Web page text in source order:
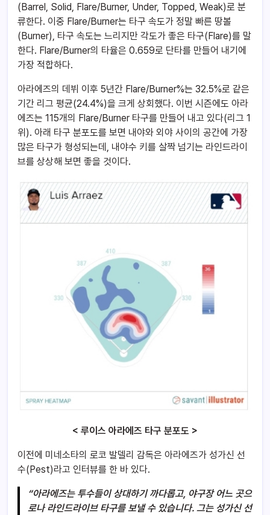
(Barrel, Solid, Flare/Burner, Under, Topped, Weak)로 분
류한다. 이중 Flare/Burner는 타구 속도가 정말 빠른 땅볼
(Burner), 타구 속도는 느리지만 각도가 좋은 타구(Flare)를 말
한다. Flare/Burner의 타율은 0.659로 단타를 만들어 내기에
가장 적합하다.
아라에즈의 데뷔 이후 5년간 Flare/Burner%는 32.5%로 같은
기간 리그 평균(24.4%)을 크게 상회했다. 이번 시즌에도 아라
에즈는 115개의 Flare/Burner 타구를 만들어 내고 있다(리그 1
위). 아래 타구 분포도를 보면 내야와 외야 사이의 공간에 가장
많은 타구가 형성되는데, 내야수 키를 살짝 넘기는 라인드라이
브를 상상해 보면 좋을 것이다.
< 루이스 아라에즈 타구 분포도 >
이전에 미네소타의 로코 발델리 감독은 아라에즈가 성가신 선
수(Pest)라고 인터뷰를 한 바 있다.
“아라에즈는 투수들이 상대하기 까다롭고, 야구장 어느 곳으
로나 라인드라이브 타구를 보낼 수 있습니다. 그는 성가신 선